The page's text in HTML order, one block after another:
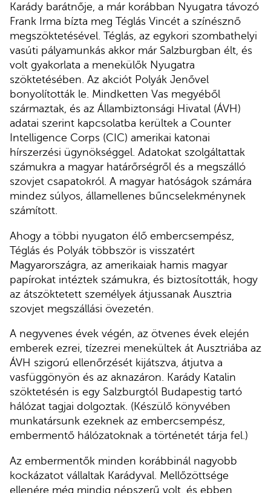
Karády barátnője, a már korábban Nyugatra távozó
Frank Irma bízta meg Téglás Vincét a színésznő
megszöktetésével. Téglás, az egykori szombathelyi
vasúti pályamunkás akkor már Salzburgban élt, és
volt gyakorlata a menekülők Nyugatra
szöktetésében. Az akciót Polyák Jenővel
bonyolították le. Mindketten Vas megyéből
származtak, és az Állambiztonsági Hivatal (ÁVH)
adatai szerint kapcsolatba kerültek a Counter
Intelligence Corps (CIC) amerikai katonai
hírszerzési ügynökséggel. Adatokat szolgáltattak
számukra a magyar határőrségről és a megszálló
szovjet csapatokról. A magyar hatóságok számára
mindez súlyos, államellenes bűncselekménynek
számított.
Ahogy a többi nyugaton élő embercsempész,
Téglás és Polyák többször is visszatért
Magyarországra, az amerikaiak hamis magyar
papírokat intéztek számukra, és biztosították, hogy
az átszöktetett személyek átjussanak Ausztria
szovjet megszállási övezetén.
A negyvenes évek végén, az ötvenes évek elején
emberek ezrei, tízezrei menekültek át Ausztriába az
ÁVH szigorú ellenőrzését kijátszva, átjutva a
vasfüggönyön és az aknazáron. Karády Katalin
szöktetésén is egy Salzburgtól Budapestig tartó
hálózat tagjai dolgoztak. (Készülő könyvében
munkatársunk ezeknek az embercsempész,
embermentő hálózatoknak a történetét tárja fel.)
Az embermentők minden korábbinál nagyobb
kockázatot vállaltak Karádyval. Mellőzöttsége
ellenére még mindig népszerű volt, és ebben